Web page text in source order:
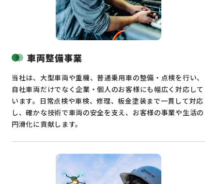
車両整備事業
当社は、大型車両や重機、普通乗用車の整備・点検を行い、
自社車両だけでなく企業・個人のお客様にも幅広く対応して
います。日常点検や車検、修理、板金塗装まで一貫して対応
し、確かな技術で車両の安全を支え、お客様の事業や生活の
円滑化に貢献します。